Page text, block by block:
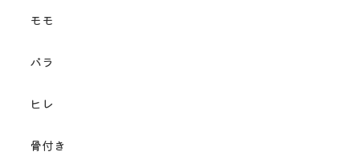
モモ
バラ
ヒレ
骨付き